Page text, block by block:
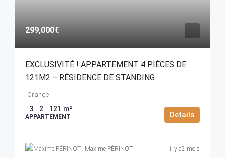
299,000€
EXCLUSIVITÉ ! APPARTEMENT 4 PIÈCES DE
121M2 – RÉSIDENCE DE STANDING
Orange
3 2 121 m²
APPARTEMENT Details
Maxime PÉRINOT il y a2 mois